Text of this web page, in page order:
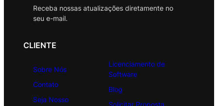
Receba nossas atualizações diretamente no
seu e-mail.
CLIENTE
Sobre Nós
Contato
Seja Nosso
Licenciamento de
Software
Blog